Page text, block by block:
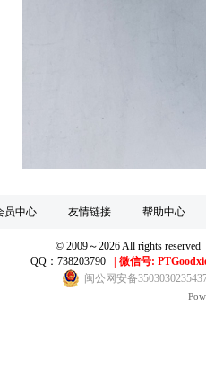
员中心 友情链接 帮助中心
© 2009～2026 All rights
QQ：738203790
微信号:
闽公网安备